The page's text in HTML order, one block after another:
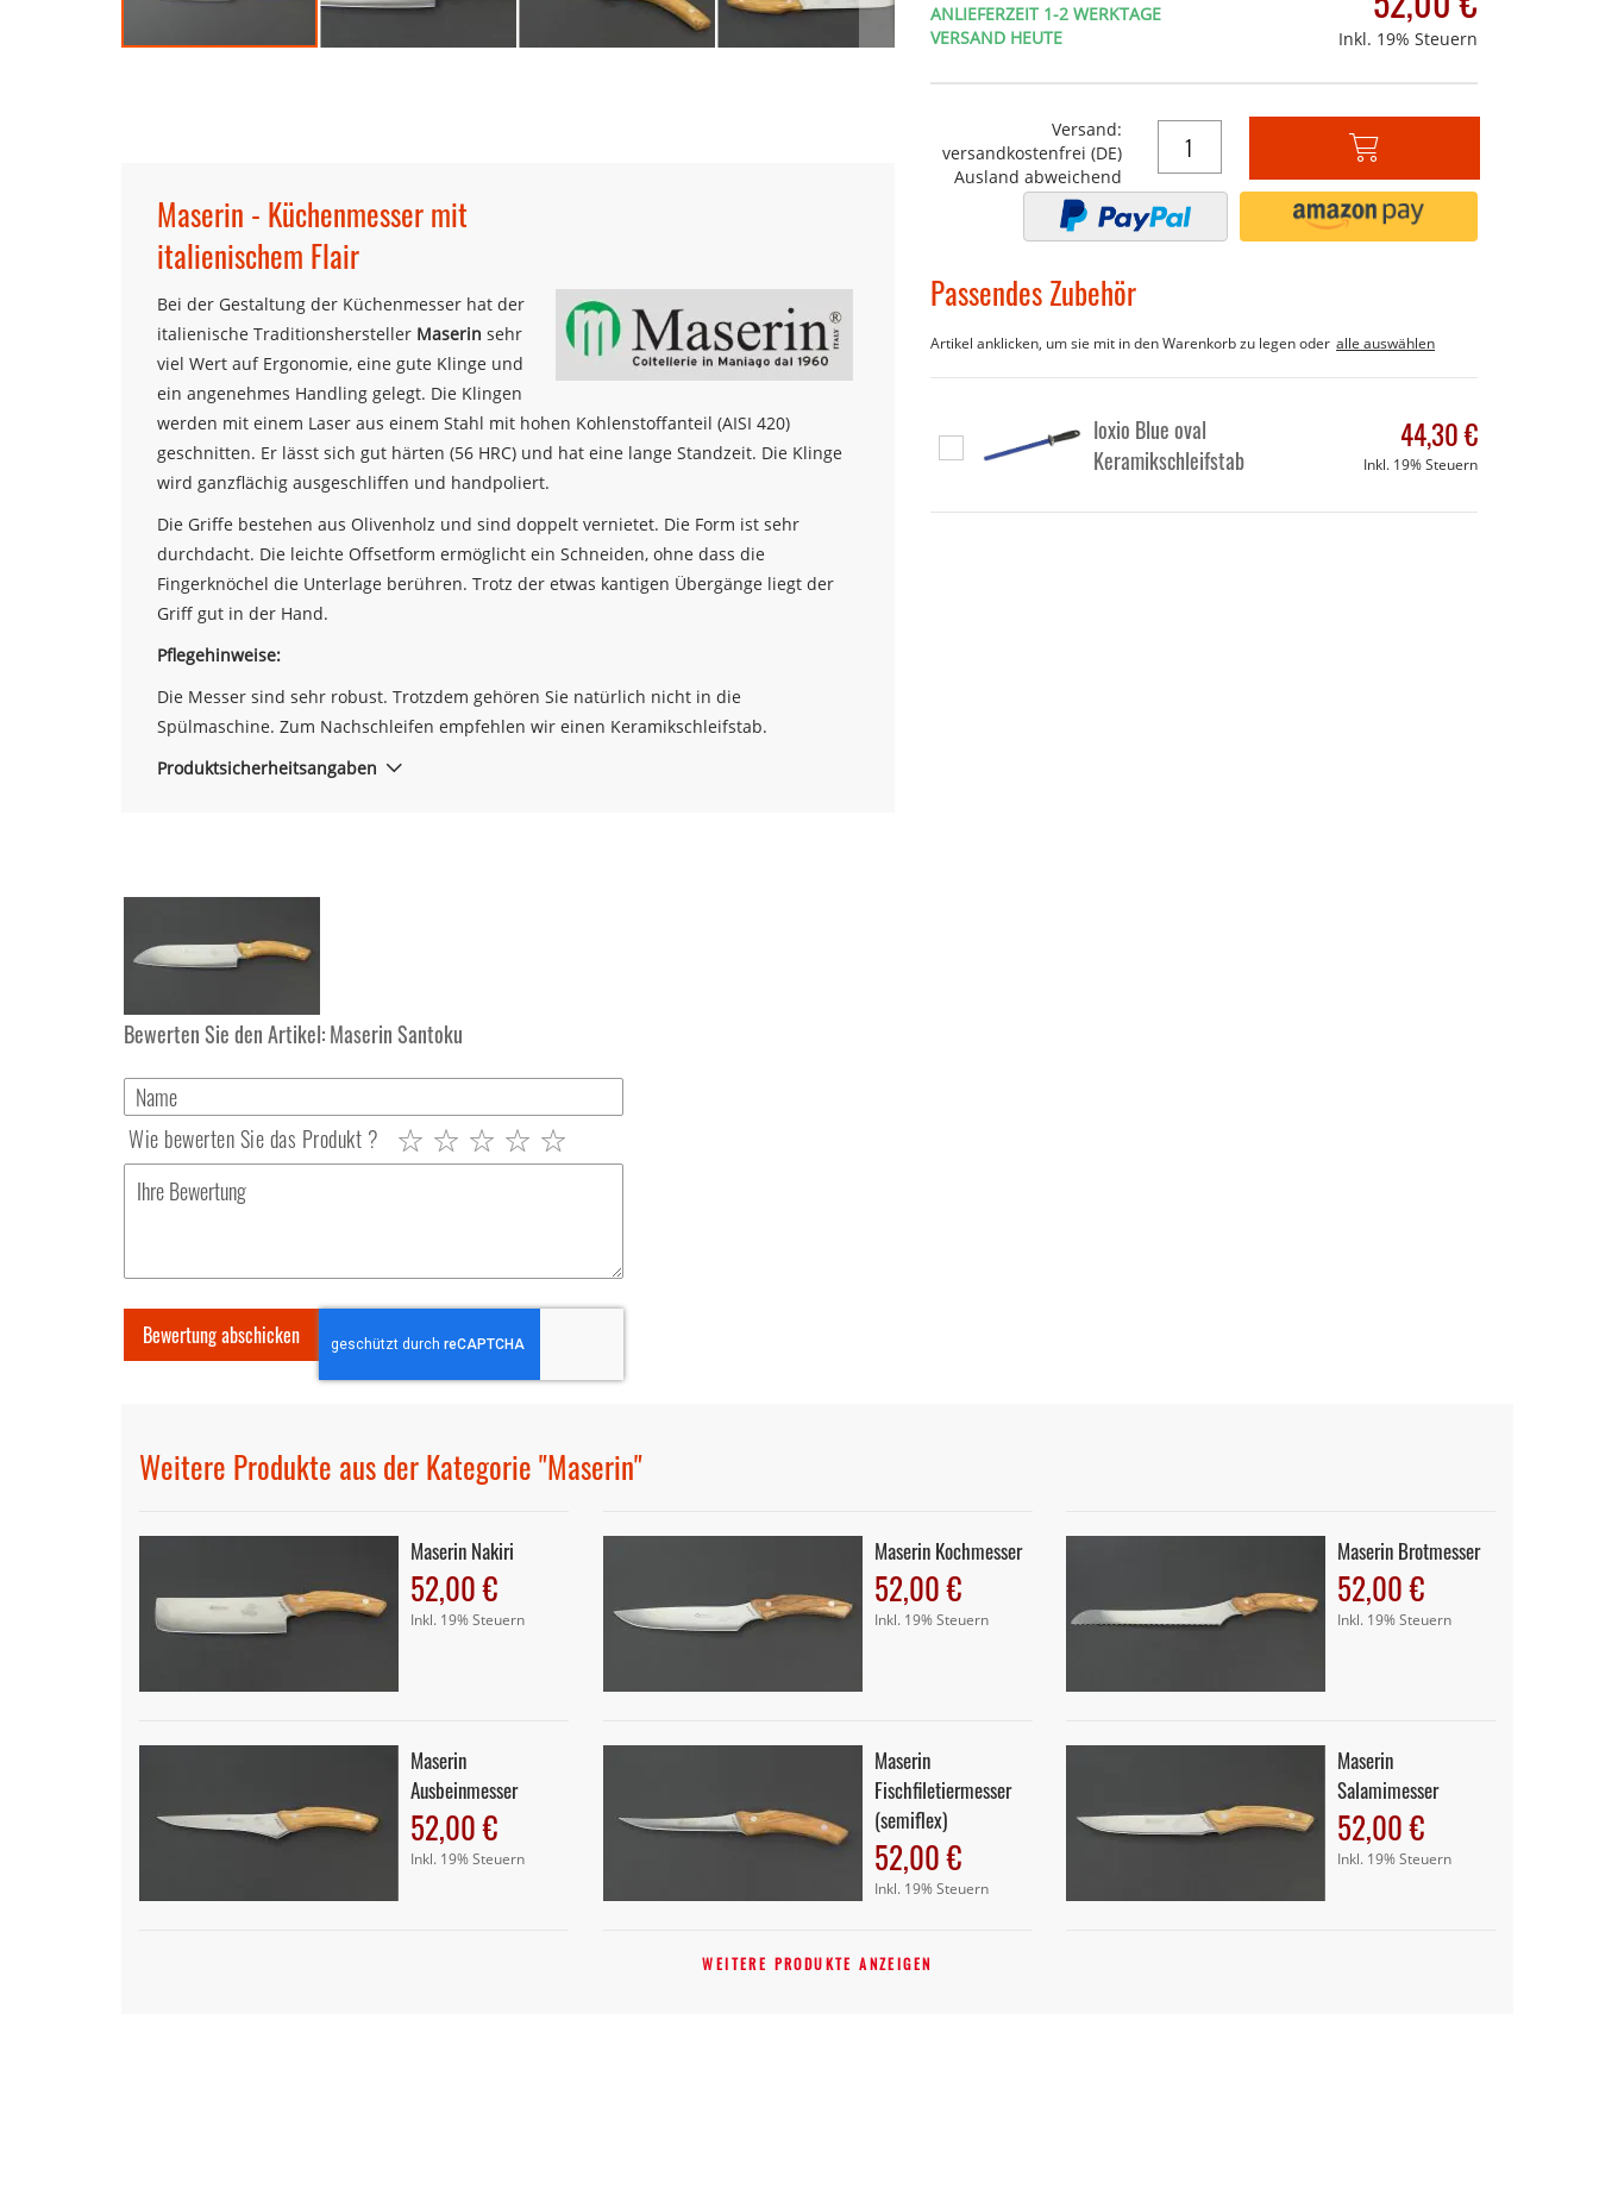
ANLIEFERZEIT 1-2 WERKTAGE
VERSAND HEUTE
Inkl. 19% Steuern
Versand:
versandkostenfrei (DE)
Ausland abweichend
In
den
Warenkorb
Passendes Zubehör
Artikel anklicken, um sie mit in den Warenkorb zu legen oder alle auswählen
In
Ioxio Blue oval
Keramikschleifstab
44,30 €
Inkl. 19% Steuern
Maserin - Küchenmesser mit
italienischem Flair
Bei der Gestaltung der Küchenmesser hat der
italienische Traditionshersteller Maserin sehr
viel Wert auf Ergonomie, eine gute Klinge und
ein angenehmes Handling gelegt. Die Klingen
werden mit einem Laser aus einem Stahl mit hohen Kohlenstoffanteil (AISI 420)
geschnitten. Er lässt sich gut härten (56 HRC) und hat eine lange Standzeit. Die Klinge
wird ganzflächig ausgeschliffen und handpoliert.
Die Griffe bestehen aus Olivenholz und sind doppelt vernietet. Die Form ist sehr
durchdacht. Die leichte Offsetform ermöglicht ein Schneiden, ohne dass die
Fingerknöchel die Unterlage berühren. Trotz der etwas kantigen Übergänge liegt der
Griff gut in der Hand.
Pflegehinweise:
Die Messer sind sehr robust. Trotzdem gehören Sie natürlich nicht in die
Spülmaschine. Zum Nachschleifen empfehlen wir einen Keramikschleifstab.
Produktsicherheitsangaben
Bewerten Sie den Artikel:Maserin Santoku
Wie bewerten Sie das Produkt ?
1
2
3
4
5
Bewertung abschicken
Weitere Produkte aus der Kategorie "Maserin"
Maserin Nakiri
52,00 €
Inkl. 19% Steuern
Maserin Kochmesser
52,00 €
Inkl. 19% Steuern
Maserin Brotmesser
52,00 €
Inkl. 19% Steuern
Maserin
Ausbeinmesser
52,00 €
Inkl. 19% Steuern
Maserin
Fischfiletiermesser
(semiflex)
52,00 €
Inkl. 19% Steuern
Maserin
Salamimesser
52,00 €
Inkl. 19% Steuern
WEITERE PRODUKTE ANZEIGEN